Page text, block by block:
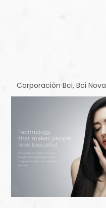
Corporación Bci, Bci Nova